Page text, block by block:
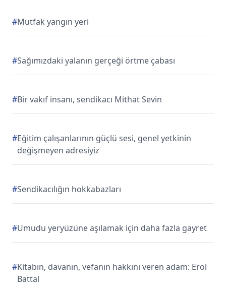
#Mutfak yangın yeri
#Sağımızdaki yalanın gerçeği örtme çabası
#Bir vakıf insanı, sendikacı Mithat Sevin
#Eğitim çalışanlarının güçlü sesi, genel yetkinin
değişmeyen adresiyiz
#Sendikacılığın hokkabazları
#Umudu yeryüzüne aşılamak için daha fazla gayret
#Kitabın, davanın, vefanın hakkını veren adam: Erol
Battal